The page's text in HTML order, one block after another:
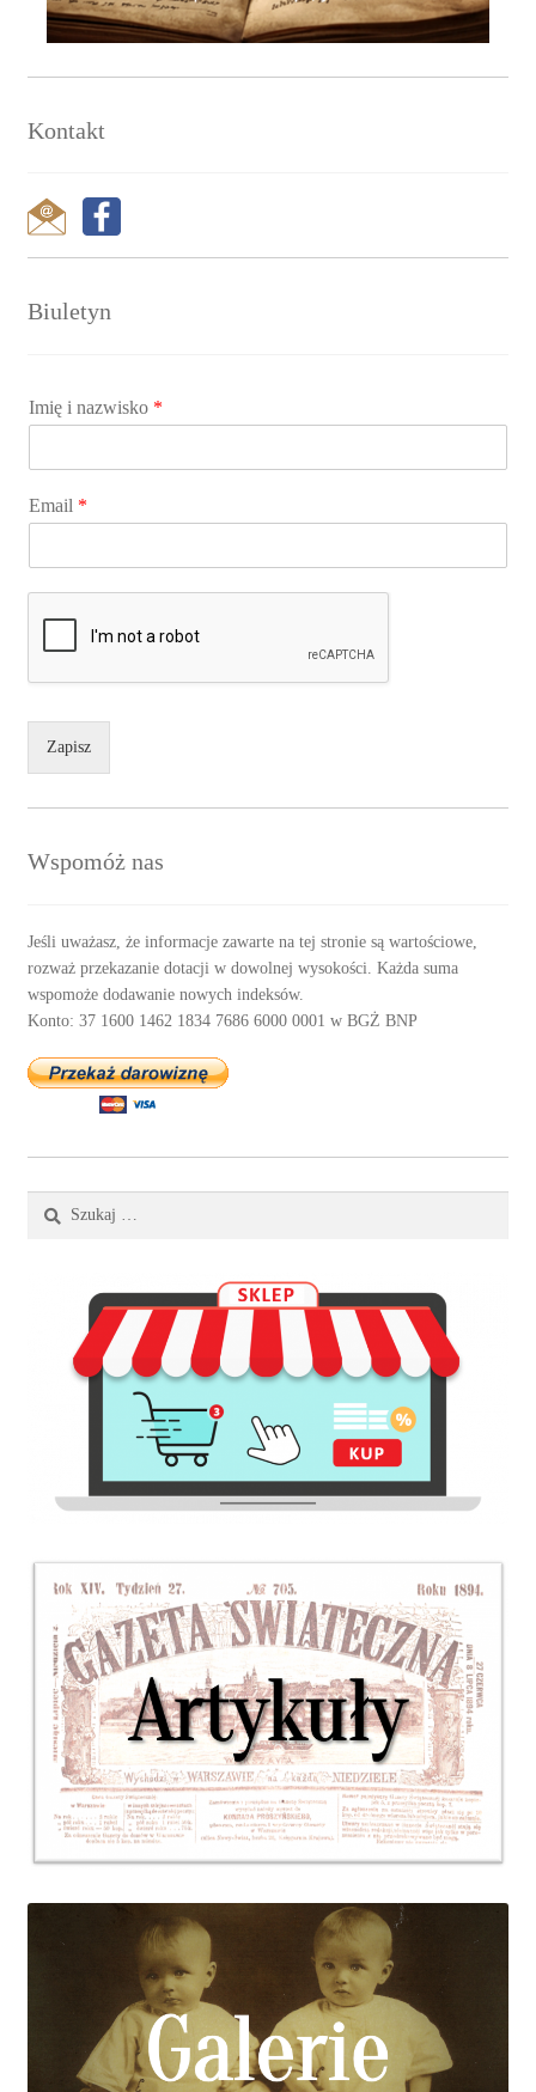
Kontakt
Biuletyn
Imię i nazwisko *
Email *
Zapisz
Wspomóż nas
Jeśli uważasz, że informacje zawarte na tej stronie są wartościowe,
rozważ przekazanie dotacji w dowolnej wysokości. Każda suma
wspomoże dodawanie nowych indeksów.
Konto: 37 1600 1462 1834 7686 6000 0001 w BGŻ BNP